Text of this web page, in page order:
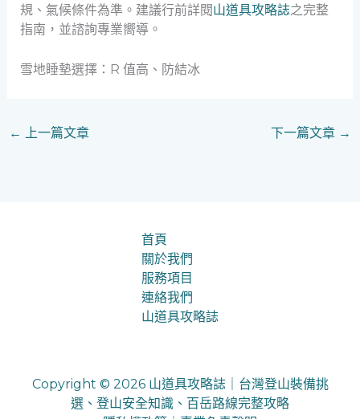
規、氣候條件為準。建議行前詳閱山道具攻略誌之完整
指南，並諮詢專業嚮導。
雪地睡墊選擇：R 值高、防結冰
← 上一篇文章 下一篇文章 →
首頁
關於我們
服務項目
連絡我們
山道具攻略誌
Copyright © 2026 山道具攻略誌｜台灣登山裝備挑
選、登山安全知識、百岳路線完整攻略